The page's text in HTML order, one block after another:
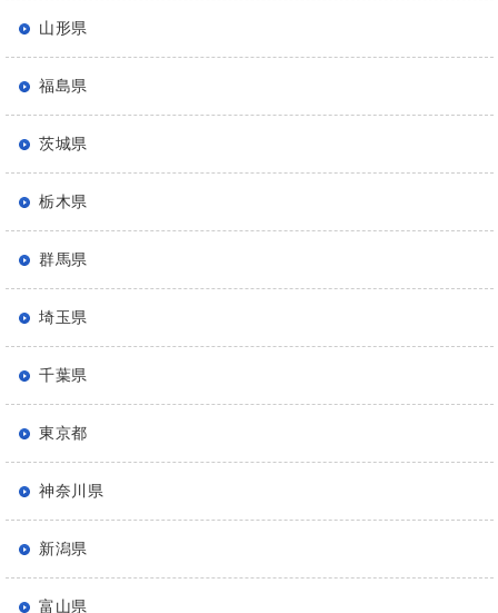
山形県
福島県
茨城県
栃木県
群馬県
埼玉県
千葉県
東京都
神奈川県
新潟県
富山県